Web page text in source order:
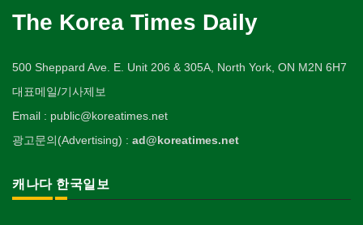
The Korea Times Daily
500 Sheppard Ave. E. Unit 206 & 305A, North York, ON M2N 6H7
대표메일/기사제보
Email : public@koreatimes.net
광고문의(Advertising) : ad@koreatimes.net
캐나다 한국일보